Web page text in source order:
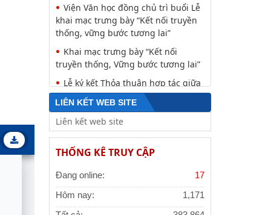
Viện Văn học đồng chủ trì buổi Lễ
khai mạc trưng bày “Kết nối truyền
thống, vững bước tương lai”
Khai mạc trưng bày “Kết nối
truyền thống, Vững bước tương lai”
Lễ ký kết Thỏa thuận hợp tác giữa
Viện Hàn lâm Khoa học xã hội Việt
Nam và Tỉnh ủy Cao Bằng
Thường trực Hội đồng Lý luận
Trung ương làm việc với Tiểu ban
Văn hóa - Xã hội - Văn học, nghệ
Công tác chuẩn bị trưng bày chủ
đề “Kết nối truyền thống - Vững
bước tương lai”
LIÊN KẾT WEB SITE
THỐNG KÊ TRUY CẬP
Đang online: 17
Hôm nay: 1,171